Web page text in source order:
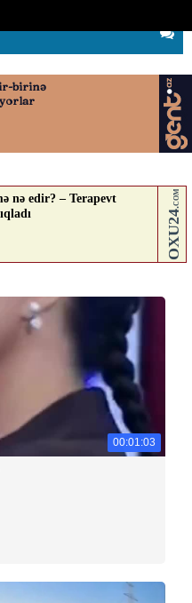
00:01:03